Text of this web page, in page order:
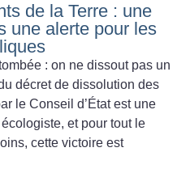
de la Terre : une
une alerte pour les
: on ne dissout pas un
décret de dissolution des
le Conseil d’État est une
et pour tout le
cette victoire est